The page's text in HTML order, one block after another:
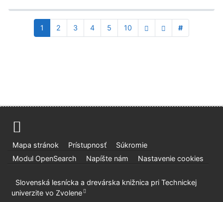
1 2 3 4 5 10 #
Mapa stránok Prístupnosť
Súkromie
Modul OpenSearch
Napíšte nám Nastavenie cookies
Slovenská lesnícka a drevárska knižnica pri Technickej
univerzite vo Zvolene